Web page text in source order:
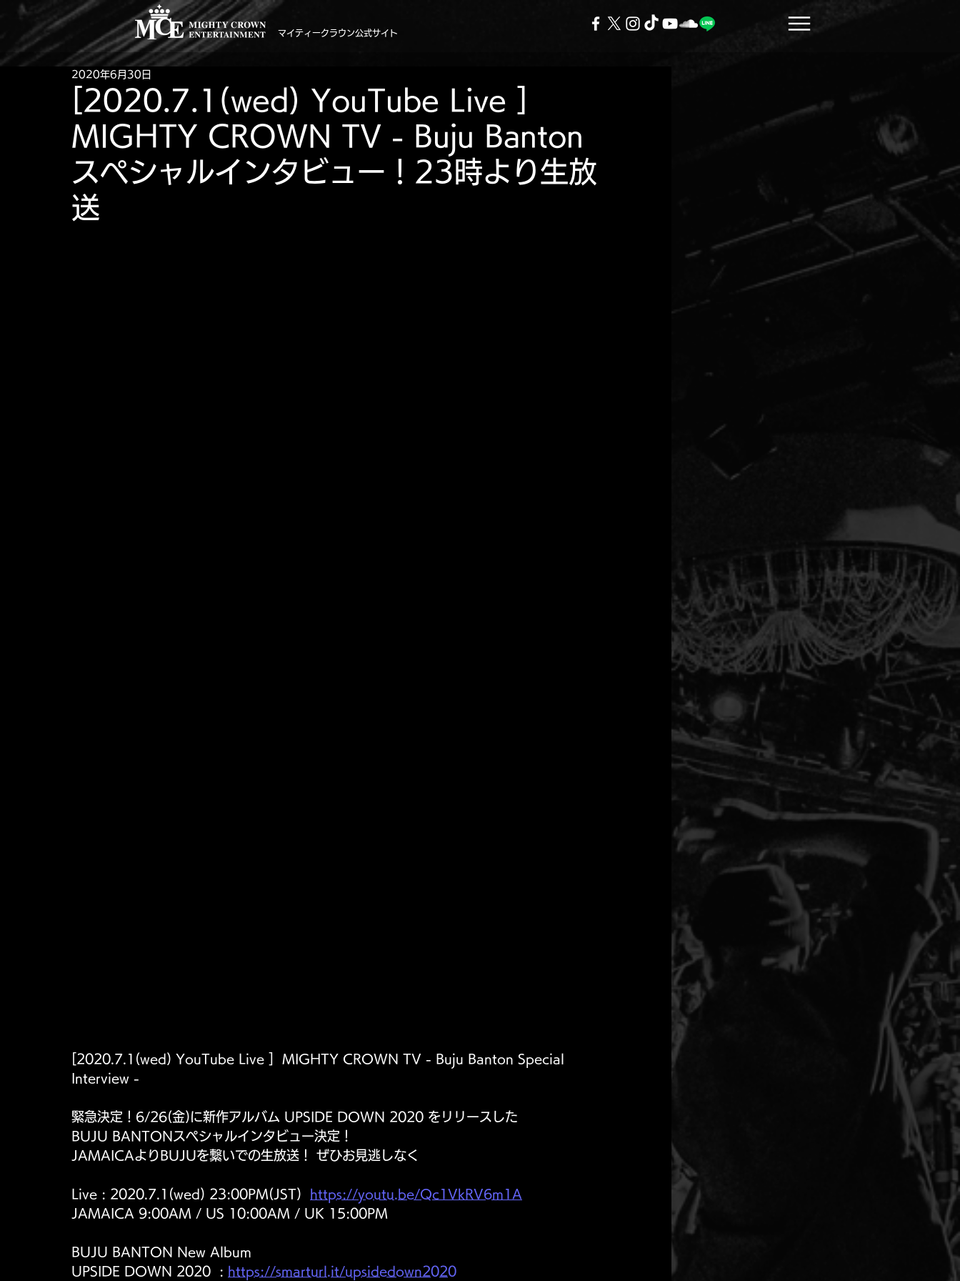
マイティークラウン公式サイト
[2020.7.1(wed) YouTube Live ]
MIGHTY CROWN TV - Buju Banton
スペシャルインタビュー！23時より生放
送
2020年6月30日
[2020.7.1(wed) YouTube Live ]  MIGHTY CROWN TV - Buju Banton Special
Interview -
緊急決定！6/26(金)に新作アルバム UPSIDE DOWN 2020 をリリースした
BUJU BANTONスペシャルインタビュー決定！
JAMAICAよりBUJUを繋いでの生放送！ ぜひお見逃しなく
Live : 2020.7.1(wed) 23:00PM(JST)
https://youtu.be/Qc1VkRV6m1A
JAMAICA 9:00AM / US 10:00AM / UK 15:00PM
BUJU BANTON New Album
UPSIDE DOWN 2020  : https://smarturl.it/upsidedown2020